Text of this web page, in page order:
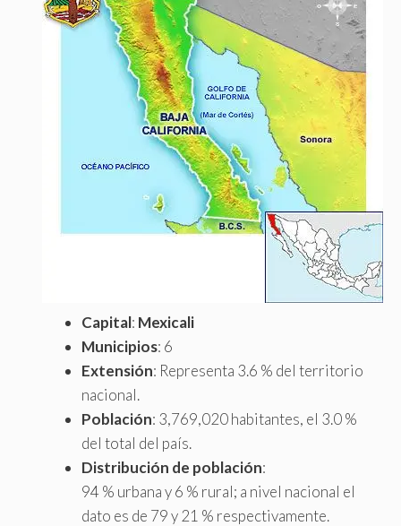
Capital: Mexicali
Municipios: 6
Extensión: Representa 3.6 % del territorio
nacional.
Población: 3,769,020 habitantes, el 3.0 %
del total del país.
Distribución de población:
94 % urbana y 6 % rural; a nivel nacional el
dato es de 79 y 21 % respectivamente.